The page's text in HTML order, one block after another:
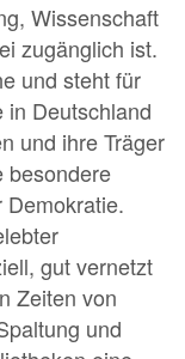
Wissenschaft
zugänglich ist.
und steht für
in Deutschland
und ihre Träger
besondere
gut vernetzt
Zeiten von
und